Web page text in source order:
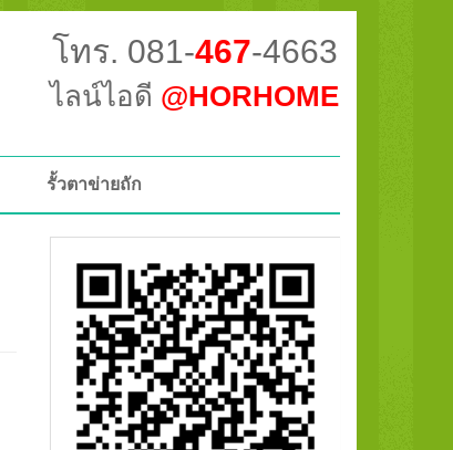
โทร. 081-467-4663
ไลน์ไอดี @HORHOME
รั้วตาข่ายถัก